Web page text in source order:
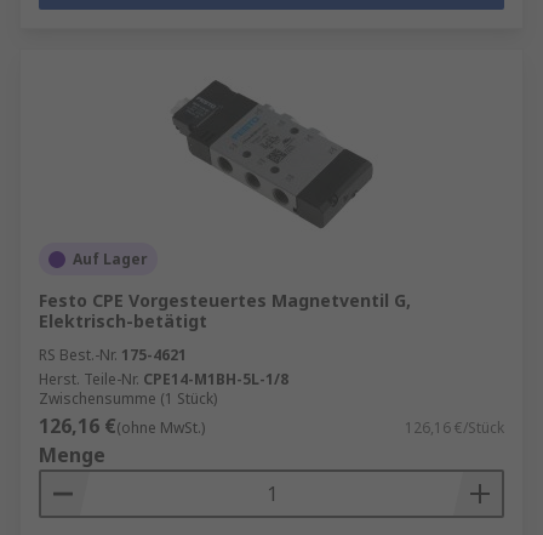
Auf Lager
Festo CPE Vorgesteuertes Magnetventil G,
Elektrisch-betätigt
RS Best.-Nr. 175-4621
Herst. Teile-Nr. CPE14-M1BH-5L-1/8
Zwischensumme (1 Stück)
126,16 €(ohne MwSt.) 126,16 €/Stück
Menge